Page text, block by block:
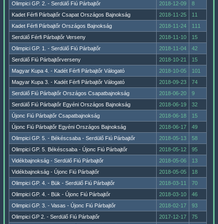
Olimpici GP. 2. - Serdülő Fiú Párbajtőr
2018-12-09
8
Kadet Férfi Párbajtőr Csapat Országos Bajnokság
2018-11-25
11
Kadet Férfi Párbajtőr Országos Bajnokság
2018-11-24
111
Serdülő Férfi Párbajtőr Verseny
2018-11-10
15
Olimpici GP. 1. - Serdülő Fiú Párbajtőr
2018-11-04
42
Serdülő Fiú Párbajtőrverseny
2018-10-21
15
Magyar Kupa 4. - Kadét Férfi Párbajtőr Válogató
2018-10-05
101
Magyar Kupa 3. - Kadét Férfi Párbajtőr Válogató
2018-09-23
74
Serdülő Fiú Párbajtőr Országos Csapatbajnokság
2018-06-20
9
Serdülő Fiú Párbajtőr Egyéni Országos Bajnokság
2018-06-19
32
Újonc Fiú Párbajtőr Csapatbajnokság
2018-06-18
15
Újonc Fiú Párbajtőr Egyéni Országos Bajnokság
2018-06-17
49
Olimpici GP. 5. - Békéscsaba - Serdülő Fiú Párbajtőr
2018-05-13
58
Olimpici GP. 5. Békéscsaba - Újonc Fiú Párbajtőr
2018-05-12
95
Vidékbajnokság - Serdülő Fiú Párbajtőr
2018-05-06
13
Vidékbajnokság - Újonc Fiú Párbajtőr
2018-05-05
18
Olimpici GP. 4. - Bük - Serdülő Fiú Párbajtőr
2018-03-11
70
Olimpici GP. 4. - Bük - Újonc Fiú Párbajtőr
2018-03-10
46
Olimpici GP. 3. - Vasas - Újonc Fiú Párbajtőr
2018-02-17
93
Olimpici GP 2. - Serdülő Fiú Párbajtőr
2017-12-17
75